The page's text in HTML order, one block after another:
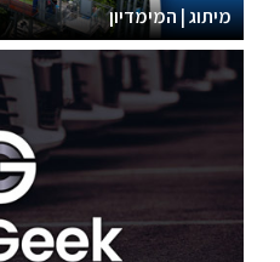
מיתוג | המימדיון